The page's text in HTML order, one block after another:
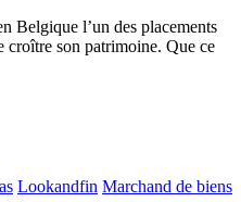
Belgique l’un des placements
croître son patrimoine. Que ce
Lookandfin Marchand de biens